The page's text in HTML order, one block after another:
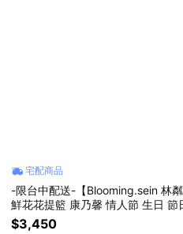
宅配商品
-限台中配送-【Blooming.sein 林粼
鮮花花提籃 康乃馨 情人節 生日 節
$3,450